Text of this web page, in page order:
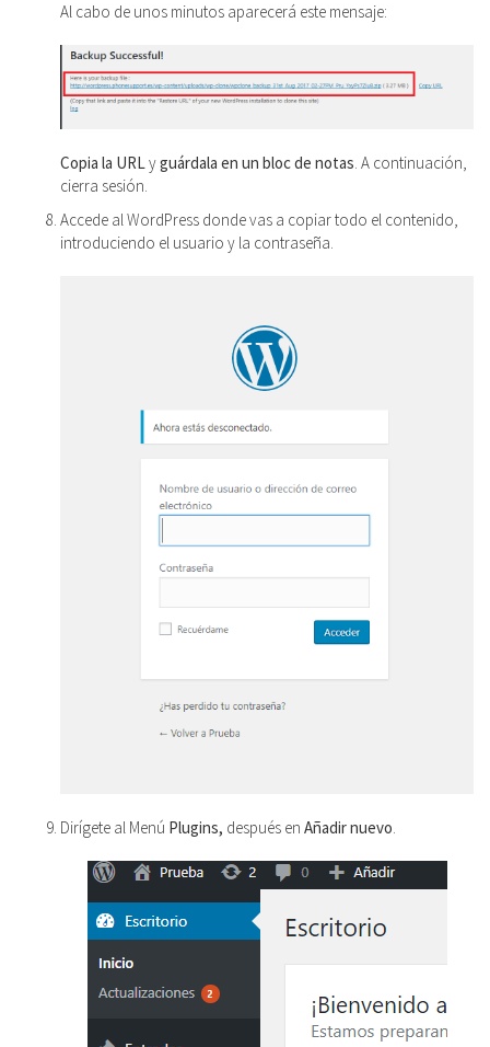
Al cabo de unos minutos aparecerá este mensaje:
Copia la URLyguárdala en un bloc de notas. A continuación,
cierra sesión.
Accede al WordPress donde vas a copiar todo el contenido,
introduciendo el usuario y la contraseña.
Dirígete al Menú Plugins, después en Añadir nuevo.